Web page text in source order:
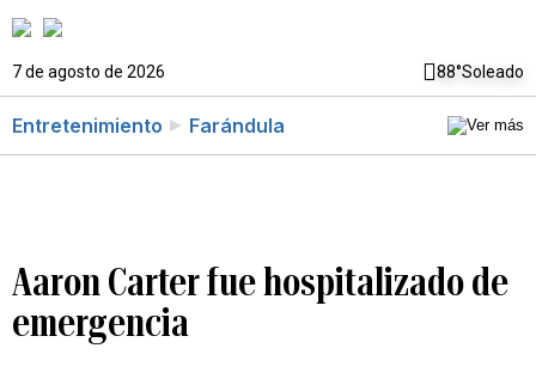
7 de agosto de 2026 88°Soleado
Entretenimiento Farándula
Aaron Carter fue hospitalizado de
emergencia